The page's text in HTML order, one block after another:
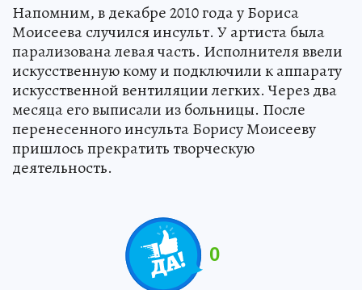
Напомним, в декабре 2010 года у Бориса
Моисеева случился инсульт. У артиста была
парализована левая часть. Исполнителя ввели
искусственную кому и подключили к аппарату
искусственной вентиляции легких. Через два
месяца его выписали из больницы. После
перенесенного инсульта Борису Моисееву
пришлось прекратить творческую
деятельность.
0